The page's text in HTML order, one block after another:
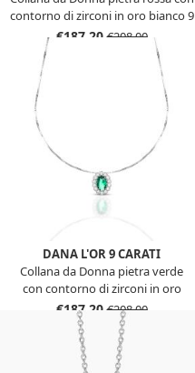
contorno di zirconi in oro bianco 9
kt
€187,20€208,00
DANA L'OR 9 CARATI
Collana da Donna pietra verde
con contorno di zirconi in oro
bianco 9 kt
€187,20€208,00